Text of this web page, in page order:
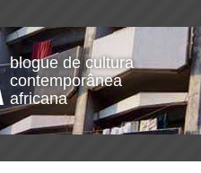
blogue de cultura
contemporânea
africana